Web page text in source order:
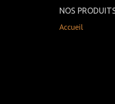
NOS
Accueil